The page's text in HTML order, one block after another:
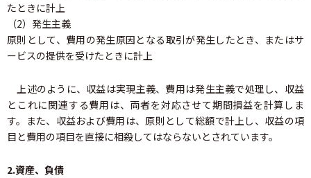
たときに計上
（2）発生主義
原則として、費用の発生原因となる取引が発生したとき、またはサ
ービスの提供を受けたときに計上
上述のように、収益は実現主義、費用は発生主義で処理し、収益
とこれに関連する費用は、両者を対応させて期間損益を計算しま
す。また、収益および費用は、原則として総額で計上し、収益の項
目と費用の項目を直接に相殺してはならないとされています。
2.資産、負債